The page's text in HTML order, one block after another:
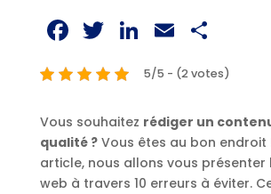
Facebook
Twitter
LinkedIn
Email
5/5 - (2 votes)
Vous souhaitez rédiger un
qualité ?Vous êtes au bon endroit
article, nous allons vous
web à travers 10 erreurs à éviter.